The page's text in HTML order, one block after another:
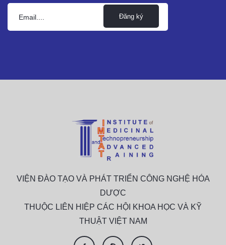
Đăng ký
VIỆN ĐÀO TẠO VÀ PHÁT TRIỂN CÔNG NGHỆ HÓA
DƯỢC
THUỘC LIÊN HIỆP CÁC HỘI KHOA HỌC VÀ KỸ
THUẬT VIỆT NAM